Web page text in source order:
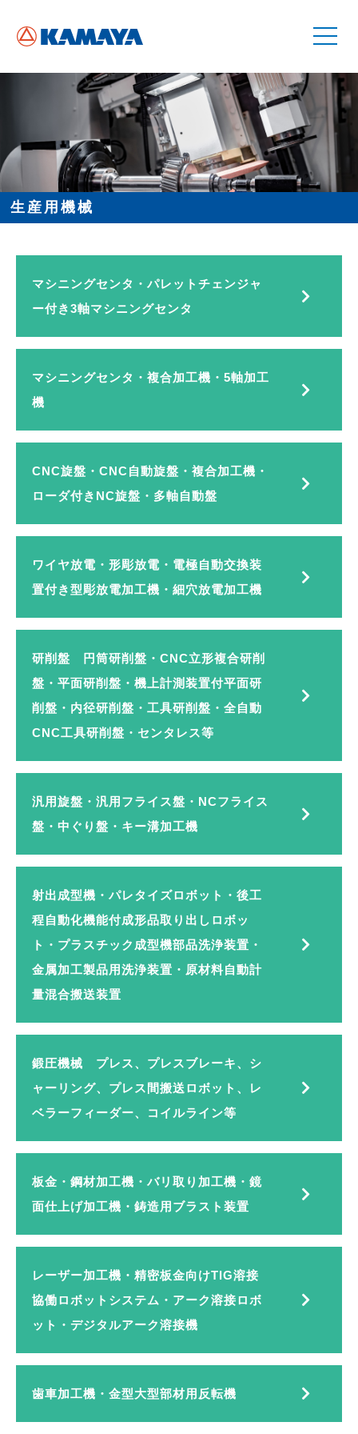
生産用機械
マシニングセンタ・パレットチェンジャ
ー付き3軸マシニングセンタ
マシニングセンタ・複合加工機・5軸加工
機
CNC旋盤・CNC自動旋盤・複合加工機・
ローダ付きNC旋盤・多軸自動盤
ワイヤ放電・形彫放電・電極自動交換装
置付き型彫放電加工機・細穴放電加工機
研削盤 円筒研削盤・CNC立形複合研削
盤・平面研削盤・機上計測装置付平面研
削盤・内径研削盤・工具研削盤・全自動
CNC工具研削盤・センタレス等
汎用旋盤・汎用フライス盤・NCフライス
盤・中ぐり盤・キー溝加工機
射出成型機・パレタイズロボット・後工
程自動化機能付成形品取り出しロボッ
ト・プラスチック成型機部品洗浄装置・
金属加工製品用洗浄装置・原材料自動計
量混合搬送装置
鍛圧機械 プレス、プレスブレーキ、シ
ャーリング、プレス間搬送ロボット、レ
ベラーフィーダー、コイルライン等
板金・鋼材加工機・バリ取り加工機・鏡
面仕上げ加工機・鋳造用ブラスト装置
レーザー加工機・精密板金向けTIG溶接
協働ロボットシステム・アーク溶接ロボ
ット・デジタルアーク溶接機
歯車加工機・金型大型部材用反転機